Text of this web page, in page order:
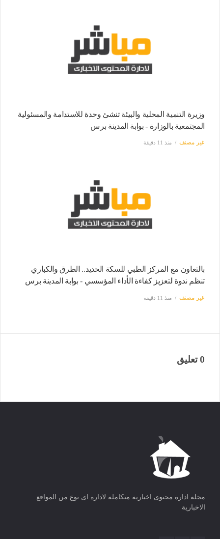
وزيرة التنمية المحلية والبيئة تنشئ وحدة للاستدامة والمسئولية
المجتمعية بالوزارة - بوابة المدينة برس
غير مصنف منذ 11 دقيقة
بالتعاون مع المركز الطبي للسكة الحديد.. الطرق والكباري
تنظم ندوة لتعزيز كفاءة الأداء المؤسسي - بوابة المدينة برس
غير مصنف منذ 11 دقيقة
0 تعليق
مجلة ادارة محتوى اخبارية متكاملة لادارة اى نوع من المواقع
الاخبارية